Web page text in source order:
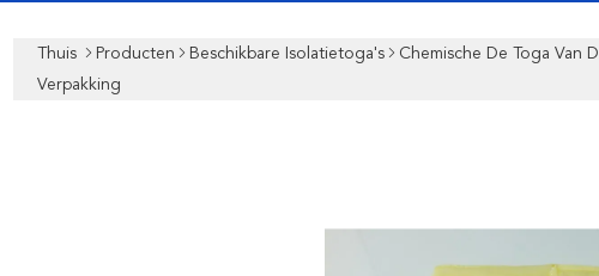
Thuis Producten Beschikbare Isolatietoga's
Chemische De Toga Van
Verpakking